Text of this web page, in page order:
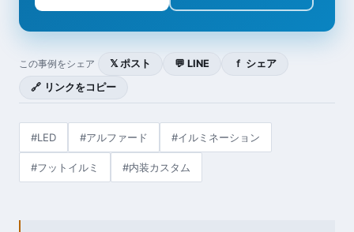
この事例をシェア 𝕏 ポスト 💬 LINE
ｆ シェア
🔗 リンクをコピー
#LED #アルファード #イルミネーション
#フットイルミ #内装カスタム